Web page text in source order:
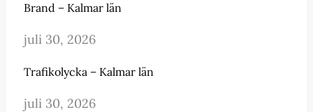
Brand – Kalmar län
juli 30, 2026
Trafikolycka – Kalmar län
juli 30, 2026